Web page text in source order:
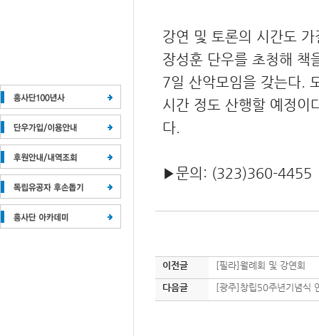
강연 및 토론의 시간도
장성훈 단우를 초청해 책
7일 산악모임을 갖는다.
시간 정도 산행할 예정이
다.
▶문의: (323)360-4455
이전글 [필라]월례회 및 강연회
다음글 [광주]창립50주년기념식